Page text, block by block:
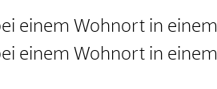
einem Wohnort in
einem Wohnort in